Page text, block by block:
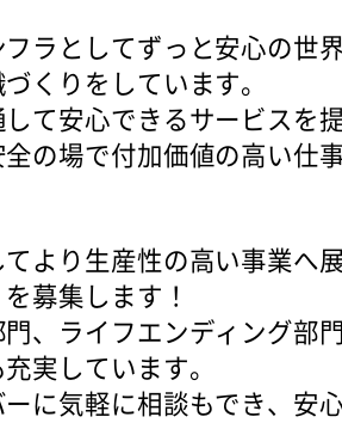
ラとしてずっと安心の世
くりをしています。
て安心できるサービスを
の場で付加価値の高い仕
より生産性の高い事業へ
募集します！
、ライフエンディング部
実しています。
に気軽に相談もでき、安